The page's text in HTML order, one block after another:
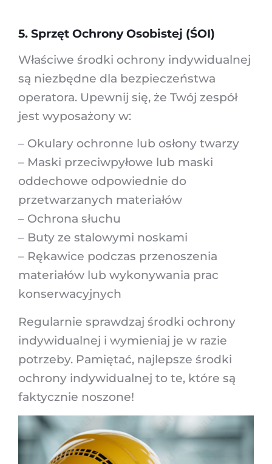
5. Sprzęt Ochrony Osobistej (ŚOI)
Właściwe środki ochrony indywidualnej
są niezbędne dla bezpieczeństwa
operatora. Upewnij się, że Twój zespół
jest wyposażony w:
– Okulary ochronne lub osłony twarzy
– Maski przeciwpyłowe lub maski
oddechowe odpowiednie do
przetwarzanych materiałów
– Ochrona słuchu
– Buty ze stalowymi noskami
– Rękawice podczas przenoszenia
materiałów lub wykonywania prac
konserwacyjnych
Regularnie sprawdzaj środki ochrony
indywidualnej i wymieniaj je w razie
potrzeby. Pamiętać, najlepsze środki
ochrony indywidualnej to te, które są
faktycznie noszone!